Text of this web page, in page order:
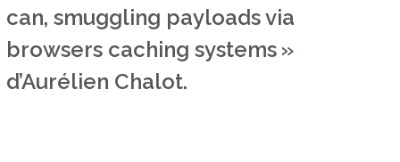
can, smuggling payloads via
browsers caching systems »
d’Aurélien Chalot.